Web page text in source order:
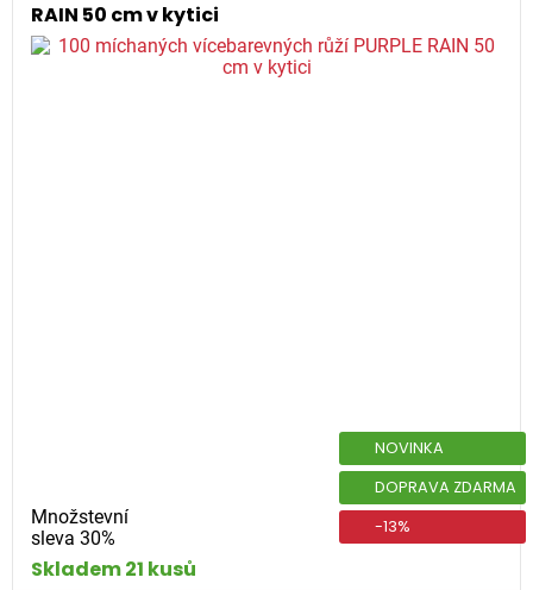
RAIN 50 cm v kytici
Množstevní
sleva 30%
NOVINKA
DOPRAVA ZDARMA
-13%
Skladem 21 kusů